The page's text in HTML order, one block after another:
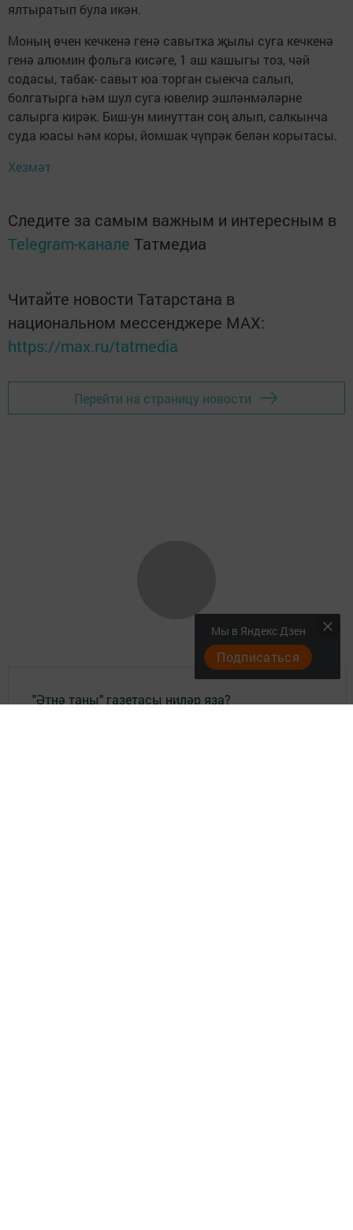
ялтыратып була икән.
Моның өчен кечкенә генә савытка җылы суга кечкенә
генә алюмин фольга кисәге, 1 аш кашыгы тоз, чәй
содасы, табак- савыт юа торган сыекча салып,
болгатырга һәм шул суга ювелир эшләнмәләрне
салырга кирәк. Биш-ун минуттан соң алып, салкынча
суда юасы һәм коры, йомшак чүпрәк белән корытасы.
Хезмәт
Следите за самым важным и интересным в
Telegram-канале Татмедиа
Читайте новости Татарстана в
национальном мессенджере MАХ:
https://max.ru/tatmedia
Перейти на страницу новости
"Әтнә таңы" газетасы ниләр яза?
Мы в Яндекс Дзен
Подписаться